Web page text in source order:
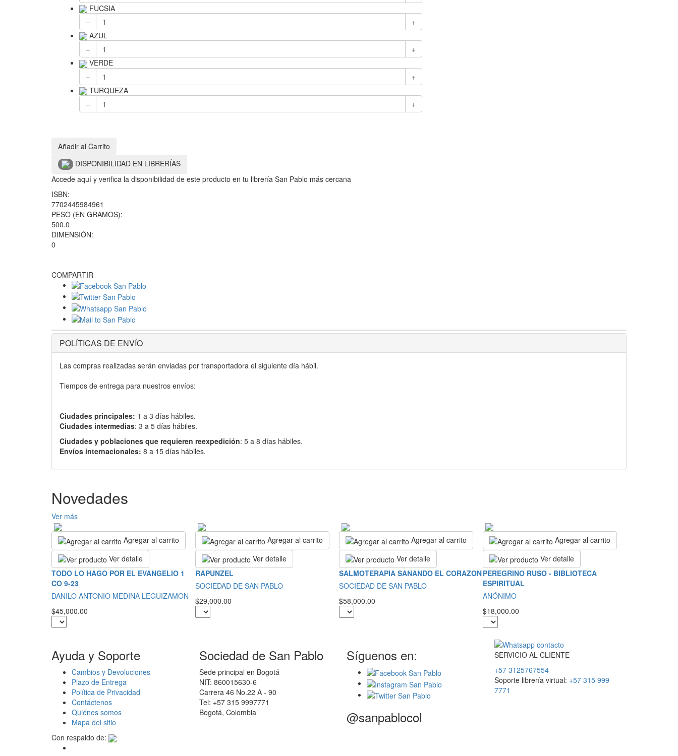
FUCSIA
–
+
AZUL
–
+
VERDE
–
+
TURQUEZA
–
+
Añadir al Carrito
DISPONIBILIDAD EN LIBRERÍAS
Accede aquí y verifica la disponibilidad de este producto en tu librería San Pablo más cercana
ISBN:
7702445984961
PESO (EN GRAMOS):
500.0
DIMENSIÓN:
0
COMPARTIR
POLÍTICAS DE ENVÍO
Las compras realizadas serán enviadas por transportadora el siguiente día hábil.
Tiempos de entrega para nuestros envíos:
Ciudades principales: 1 a 3 días hábiles.
Ciudades intermedias: 3 a 5 días hábiles.
Ciudades y poblaciones que requieren reexpedición: 5 a 8 días hábiles.
Envíos internacionales: 8 a 15 días hábiles.
Novedades
Ver más
Agregar al carrito
Ver detalle
TODO LO HAGO POR EL EVANGELIO 1
CO 9-23
DANILO ANTONIO MEDINA LEGUIZAMON
$45,000.00
Agregar al carrito
Ver detalle
RAPUNZEL
SOCIEDAD DE SAN PABLO
$29,000.00
Agregar al carrito
Ver detalle
SALMOTERAPIA SANANDO EL CORAZON
SOCIEDAD DE SAN PABLO
$58,000.00
Agregar al carrito
Ver detalle
PEREGRINO RUSO - BIBLIOTECA
ESPIRITUAL
ANÓNIMO
$18,000.00
Ayuda y Soporte
Cambios y Devoluciones
Plazo de Entrega
Política de Privacidad
Contáctenos
Quiénes somos
Mapa del sitio
Sociedad de San Pablo
Sede principal en Bogotá
NIT: 860015630-6
Carrera 46 No.22 A - 90
Tel: +57 315 9997771
Bogotá, Colombia
Síguenos en:
@sanpablocol
SERVICIOAL CLIENTE
+57 3125767554
Soporte librería virtual: +57 315 999
7771
Con respaldo de: